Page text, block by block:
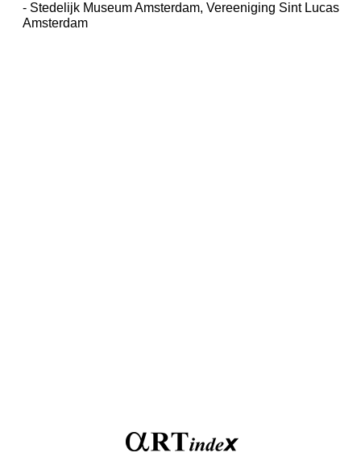
- Stedelijk Museum Amsterdam, Vereeniging Sint Lucas
Amsterdam